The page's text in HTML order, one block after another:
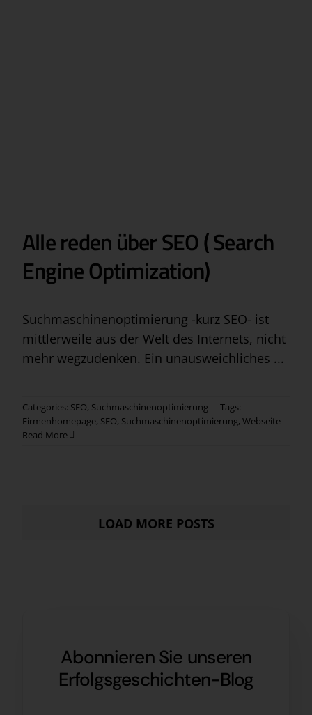
Alle reden über SEO ( Search
Engine Optimization)
Suchmaschinenoptimierung -kurz SEO- ist
mittlerweile aus der Welt des Internets, nicht
mehr wegzudenken. Ein unausweichliches ...
Categories: SEO, Suchmaschinenoptimierung | Tags:
Firmenhomepage, SEO, Suchmaschinenoptimierung, Webseite
Read More
LOAD MORE POSTS
Abonnieren Sie unseren
Erfolgsgeschichten-Blog